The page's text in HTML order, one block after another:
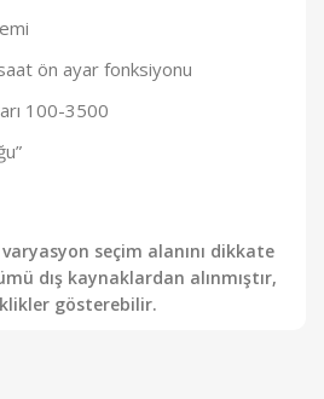
ön ayar fonksiyonu
100-3500
seçim alanını dikkate
dış kaynaklardan alınmıştır,
gösterebilir.